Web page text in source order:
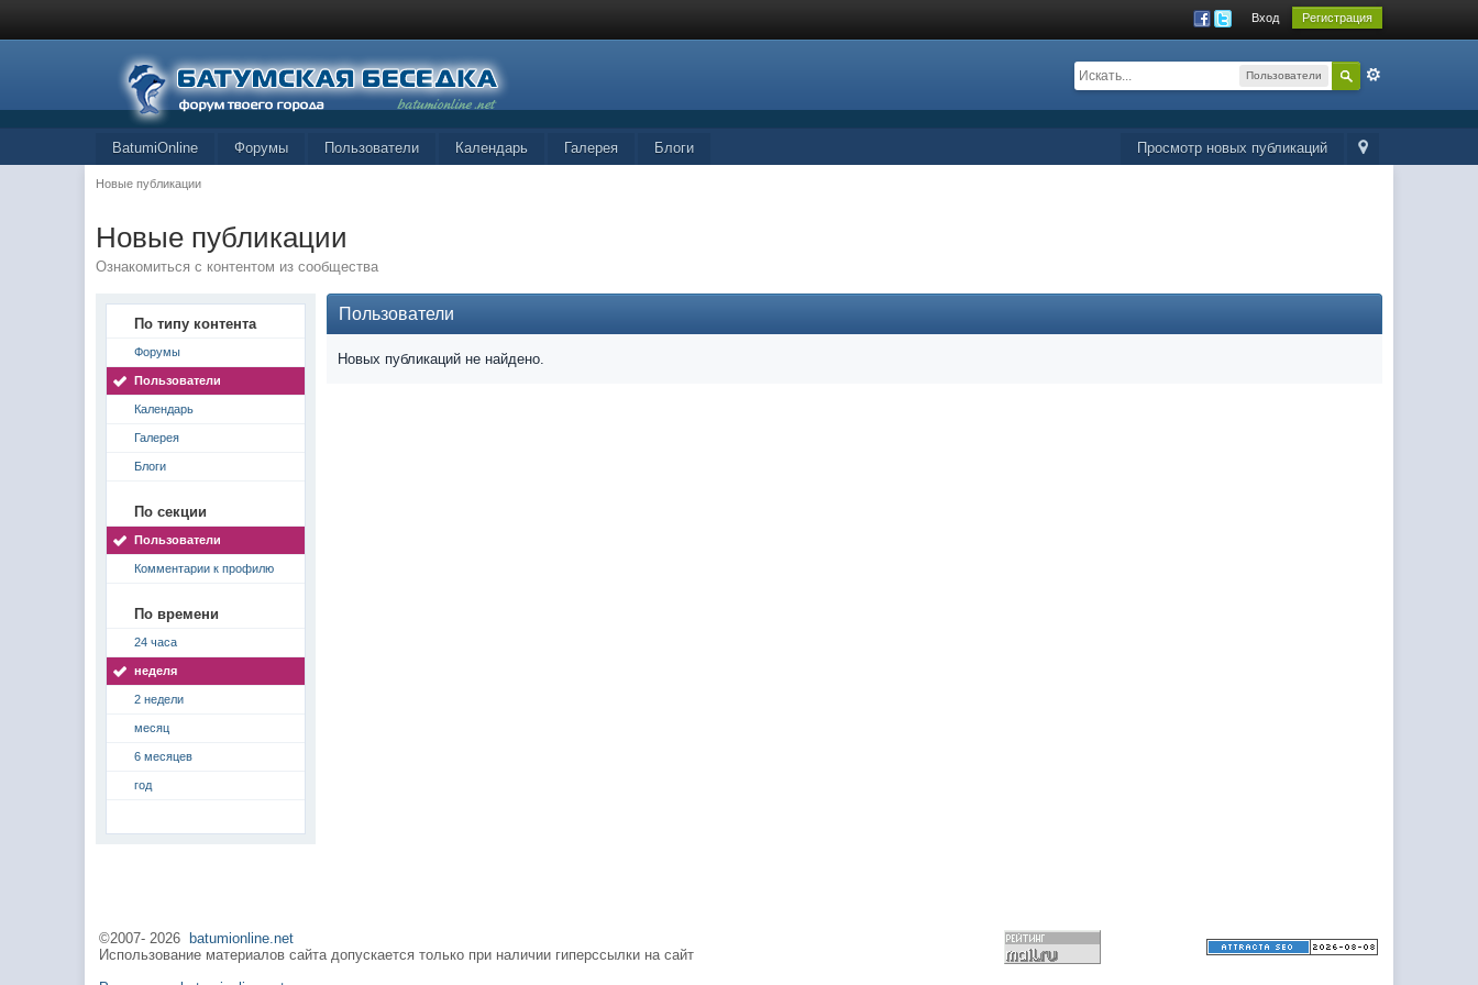
Вход Регистрация
Пользователи
Просмотр новых публикаций
BatumiOnline Форумы Пользователи Календарь Галерея Блоги
Новые публикации
Новые публикации
Ознакомиться с контентом из сообщества
По типу контента
Форумы
Пользователи
Календарь
Галерея
Блоги
По секции
Пользователи
Комментарии к профилю
По времени
24 часа
неделя
2 недели
месяц
6 месяцев
год
Пользователи
Новых публикаций не найдено.
©2007-2026
batumionline.net
Использование материалов сайта допускается только при наличии гиперссылки на сайт